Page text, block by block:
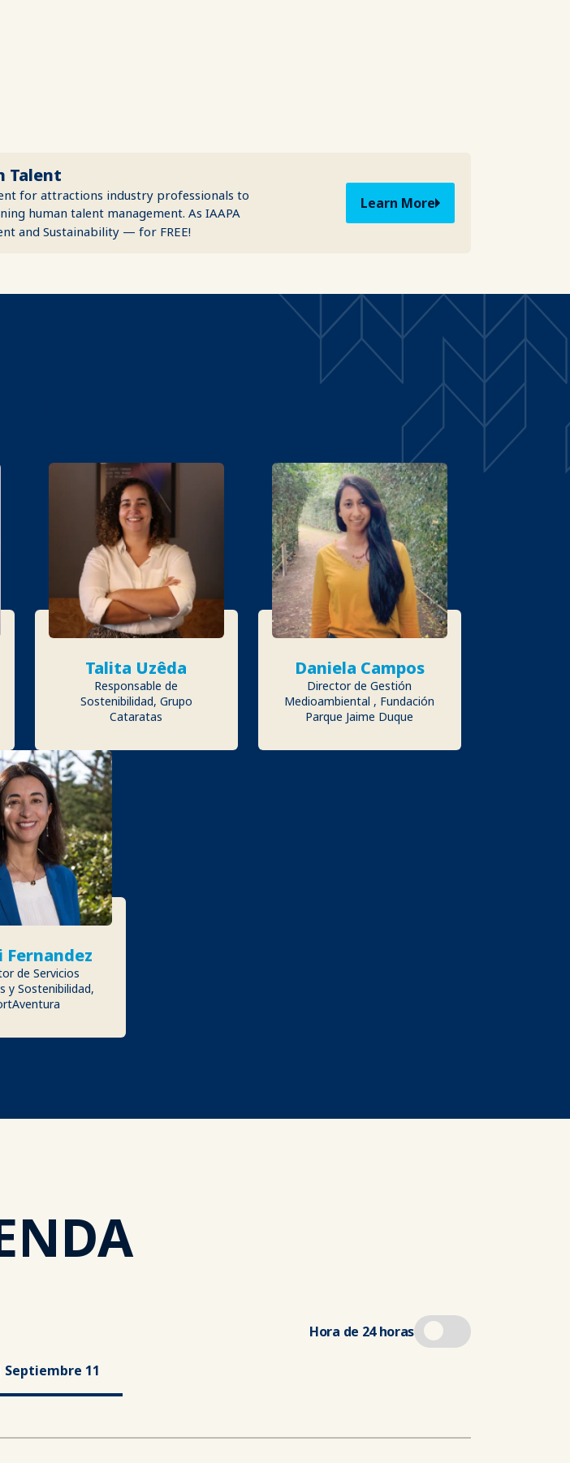
Talent
for attractions industry professionals to
human talent management. As IAAPA
and Sustainability — for FREE!
Learn More
Talita Uzêda
Responsable de
Sostenibilidad, Grupo
Cataratas
Daniela Campos
Director de Gestión
Medioambiental , Fundación
Parque Jaime Duque
Fernandez
de Servicios
y Sostenibilidad,
Hora de 24 horas
Septiembre 11